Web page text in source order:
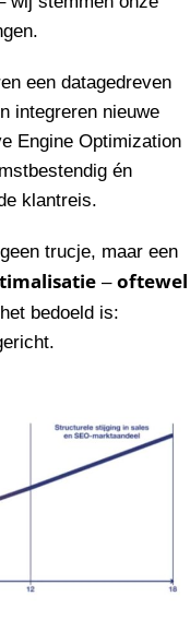
een datagedreven
integreren nieuwe
Engine Optimization
én
klantreis.
trucje, maar een
– oftewel
bedoeld is: